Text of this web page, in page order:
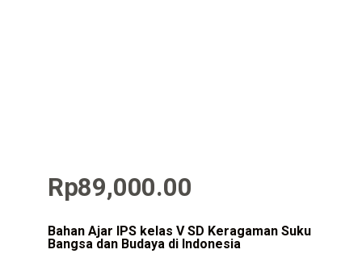
Rp89,000.00
Bahan Ajar IPS kelas V SD Keragaman Suku
Bangsa dan Budaya di Indonesia